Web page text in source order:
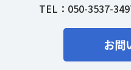
TEL： 050-3537-
お問